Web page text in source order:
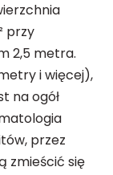
przy
2,5 metra.
i więcej),
na ogół
przez
zmieścić się